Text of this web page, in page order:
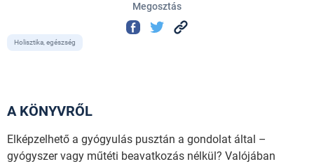
Megosztás
Holisztika, egészség
A KÖNYVRŐL
Elképzelhető a gyógyulás pusztán a gondolat által –
gyógyszer vagy műtéti beavatkozás nélkül? Valójában